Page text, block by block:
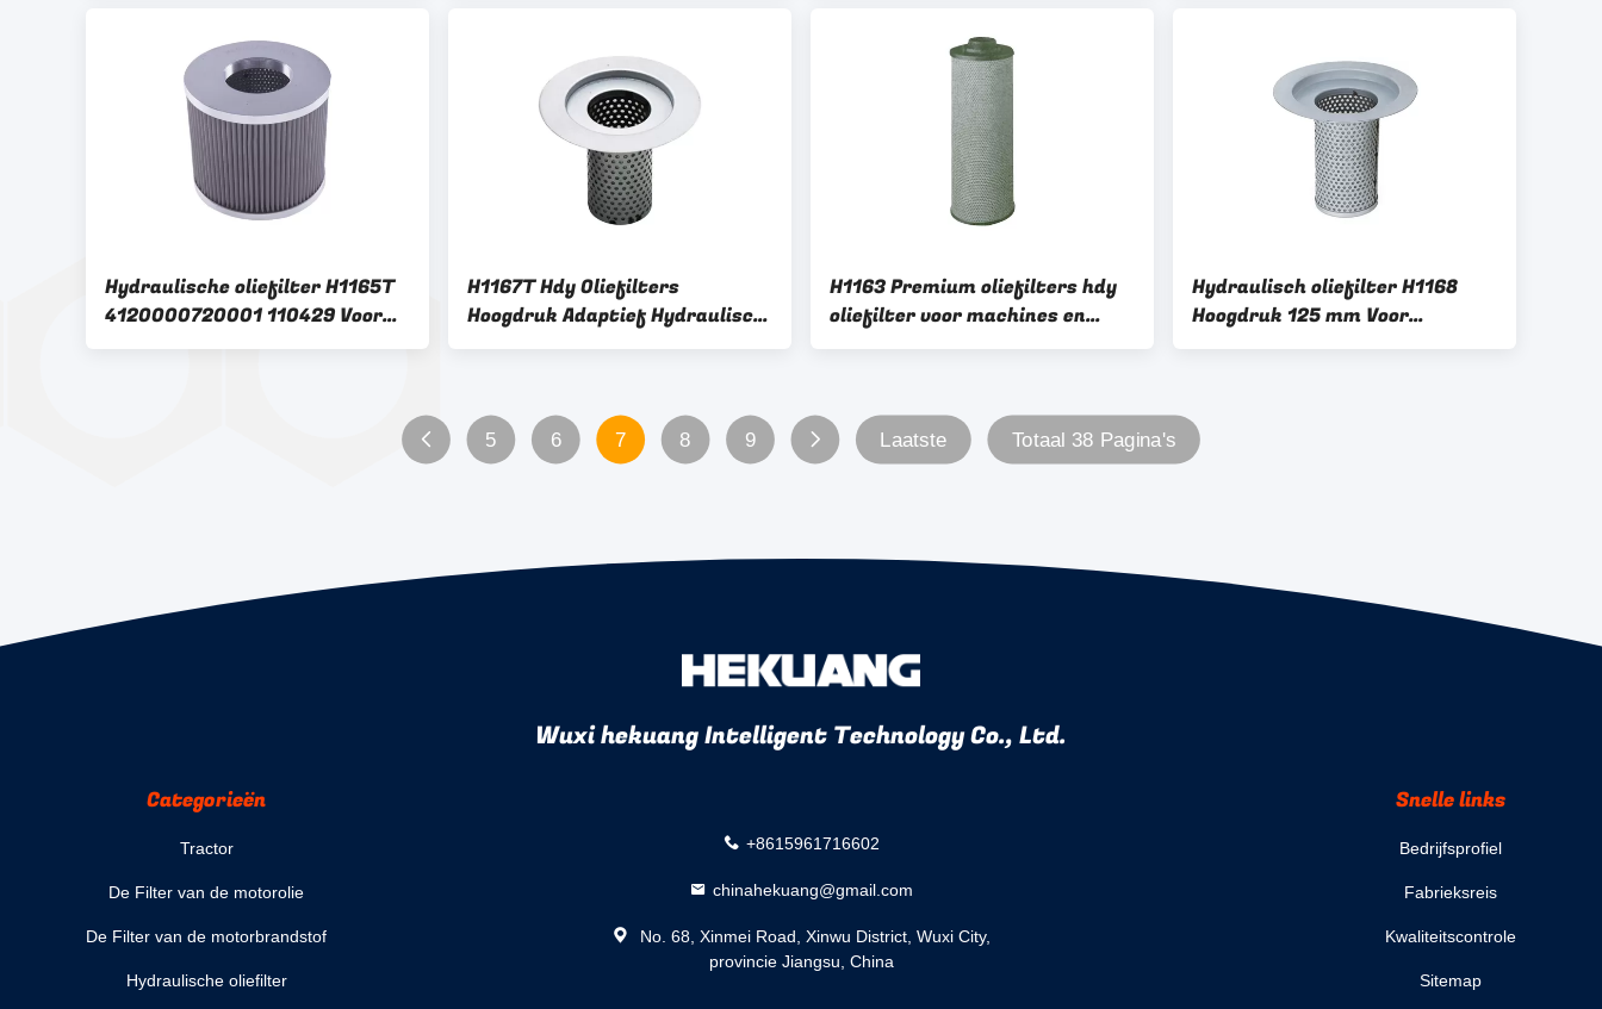
Hydraulische oliefilter H1165T
4120000720001 110429 Voor
het hydraulische systeem van
H1167T Hdy Oliefilters
Hoogdruk Adaptief Hydraulisch
Reinigingssysteem
H1163 Premium oliefilters hdy
oliefilter voor machines en
apparatuur
Hydraulisch oliefilter H1168
Hoogdruk 125 mm Voor
dieselvoertuigen Hydraulisch
5 6 7 8 9 Laatste Totaal 38 Pagina's
Wuxi hekuang Intelligent Technology Co., Ltd.
Categorieën
Tractor
De Filter van de motorolie
De Filter van de motorbrandstof
Hydraulische oliefilter
+8615961716602
chinahekuang@gmail.com
No. 68, Xinmei Road, Xinwu District, Wuxi City,
provincie Jiangsu, China
Snelle links
Bedrijfsprofiel
Fabrieksreis
Kwaliteitscontrole
Sitemap